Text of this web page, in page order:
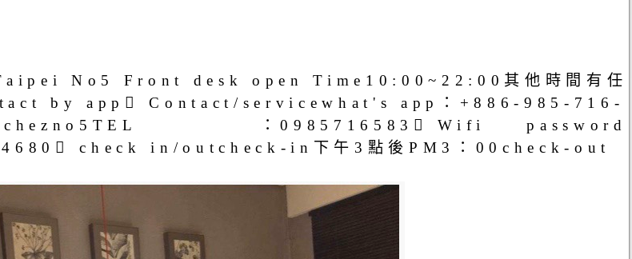
No5 Front desk open Time10:00~22:00其他時間有任
by app Contact/servicewhat's app：+886-985-716-
：0985716583 Wifi password
check in/outcheck-in下午3點後PM3：00check-out